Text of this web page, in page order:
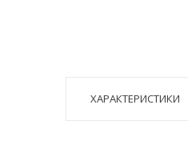
ХАРАКТЕРИСТИКИ